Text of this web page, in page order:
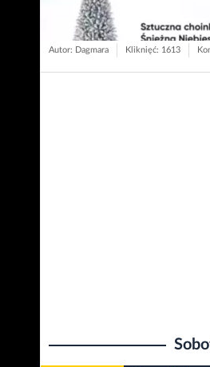
Autor: Dagmara Kliknięć: 1613